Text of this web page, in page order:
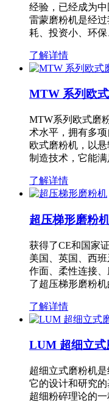
经验，已经成为
雷蒙磨粉机是经
耗、投资小、环
了解详情
MTW 系列欧
MTW系列欧式磨
术水平，拥有多
欧式磨粉机，以
制造技术，它能
了解详情
超压梯形磨粉
获得了CE和国家
美国、英国、西
作面、柔性连接
了超压梯形磨粉
了解详情
LUM 超细立式
超细立式磨粉机
它的设计和研究
超细粉碎理论的